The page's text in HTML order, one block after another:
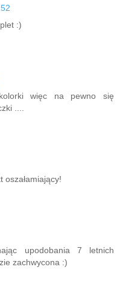
:)
więc na pewno się
....
oszałamiający!
upodobania 7 letnich
zachwycona :)